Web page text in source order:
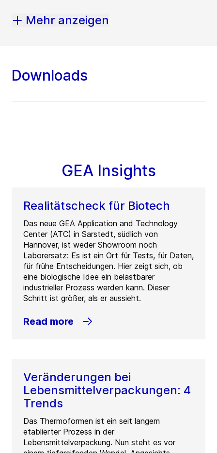
Mehr anzeigen
Downloads
GEA Insights
Realitätscheck für Biotech
Das neue GEA Application and Technology
Center (ATC) in Sarstedt, südlich von
Hannover, ist weder Showroom noch
Laborersatz: Es ist ein Ort für Tests, für Daten,
für frühe Entscheidungen. Hier zeigt sich, ob
eine biologische Idee ein belastbarer
industrieller Prozess werden kann. Dieser
Schritt ist größer, als er aussieht.
Read more
Veränderungen bei
Lebensmittelverpackungen: 4
Trends
Das Thermoformen ist ein seit langem
etablierter Prozess in der
Lebensmittelverpackung. Nun steht es vor